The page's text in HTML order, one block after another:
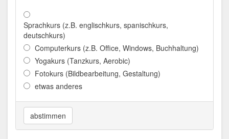
Sprachkurs (z.B. englischkurs, spanischkurs,
deutschkurs)
Computerkurs (z.B. Office, Windows, Buchhaltung)
Yogakurs (Tanzkurs, Aerobic)
Fotokurs (Bildbearbeitung, Gestaltung)
etwas anderes
abstimmen